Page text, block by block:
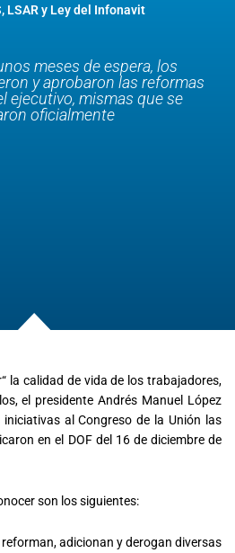
LSAR y Ley del Infonavit
meses de espera, los
y aprobaron las reformas
ejecutivo, mismas que se
oficialmente
la calidad de vida de los trabajadores,
el presidente Andrés Manuel López
al Congreso de la Unión las
en el DOF del 16 de diciembre de
son los siguientes:
reforman, adicionan y derogan diversas